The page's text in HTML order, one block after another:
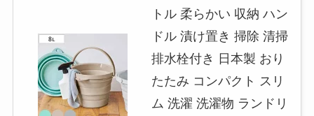
トル 柔らかい 収納 ハン
ドル 漬け置き 掃除 清掃
排水栓付き 日本製 おり
たたみ コンパクト スリ
ム 洗濯 洗濯物 ランドリ